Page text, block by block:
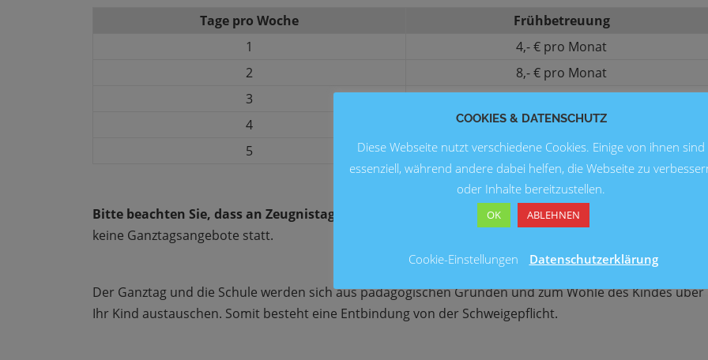
Tage pro Woche
Frühbetreuung
1
4,- € pro Monat
2
8,- € pro Monat
3
4
16,- € pro Monat
5
20,- € pro Monat
Bitte beachten Sie, dass an Zeugnistagen die Schule nach der Zeugnisausgabe endet!
keine Ganztagsangebote statt.
Der Ganztag und die Schule werden sich aus pädagogischen Gründen und zum Wohle des Kindes über
Ihr Kind austauschen. Somit besteht eine Entbindung von der Schweigepflicht.
COOKIES & DATENSCHUTZ
Diese Webseite nutzt verschiedene Cookies. Einige von ihnen sind
essenziell, während andere dabei helfen, die Webseite zu
oder Inhalte bereitzustellen.
OK ABLEHNEN
Cookie-Einstellungen Datenschutzerklärung